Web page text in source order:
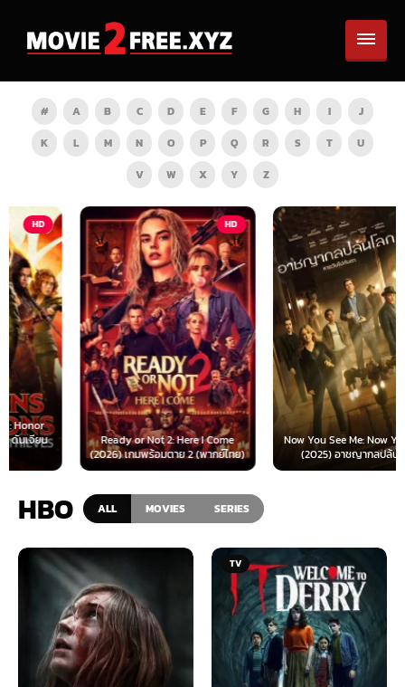
# A B C D E F G H I
J
K
L M N O P Q R S T
U
V
W X Y Z
HD
Ready or Not 2: Here I Come
(2026) เกมพร้อมตาย 2 (พากย์ไทย)
HD
Now You See Me: Now You Don’t
(2025) อาชญากลปล้นโลก...
HBO ALL MOVIES SERIES
TV